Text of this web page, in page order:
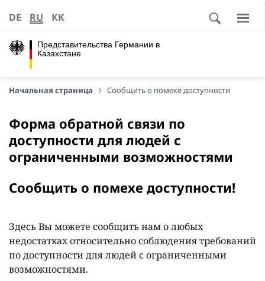
Представительства Германии в
Казахстане
DE RU KK
Начальная страница Сообщить о помехе доступности
Форма обратной связи по
доступности для людей с
ограниченными возможностями
Сообщить о помехе доступности!
Здесь Вы можете сообщить нам о любых
недостатках относительно соблюдения требований
по доступности для людей с ограниченными
возможностями.